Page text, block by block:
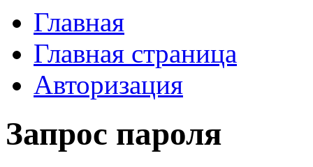
Главная
Главная страница
Авторизация
Запрос пароля